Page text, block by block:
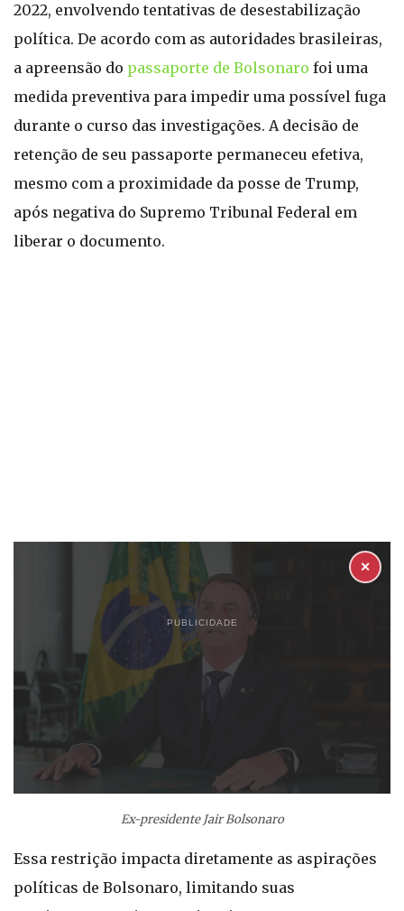
2022, envolvendo tentativas de desestabilização
política. De acordo com as autoridades brasileiras,
a apreensão do passaporte de Bolsonaro foi uma
medida preventiva para impedir uma possível fuga
durante o curso das investigações. A decisão de
retenção de seu passaporte permaneceu efetiva,
mesmo com a proximidade da posse de Trump,
após negativa do Supremo Tribunal Federal em
liberar o documento.
PUBLICIDADE
✕
Ex-presidente Jair Bolsonaro
Essa restrição impacta diretamente as aspirações
políticas de Bolsonaro, limitando suas